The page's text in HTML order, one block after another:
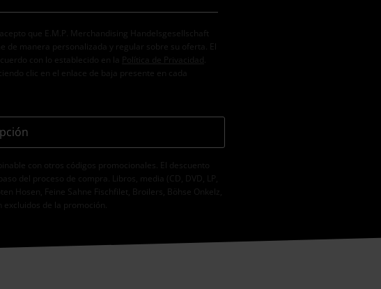
que E.M.P. Merchandising Handelsgesellschaft
de manera personalizada y regular sobre su oferta. El
con lo establecido en la
Política de Privacidad
clic en el enlace de baja presente en cada
con otros códigos promocionales. El descuento
del proceso de compra. Libros, media (CD, DVD, LP,
Hosen, Feine Sahne Fischfilet, Broilers, Böhse Onkelz,
de la promoción.